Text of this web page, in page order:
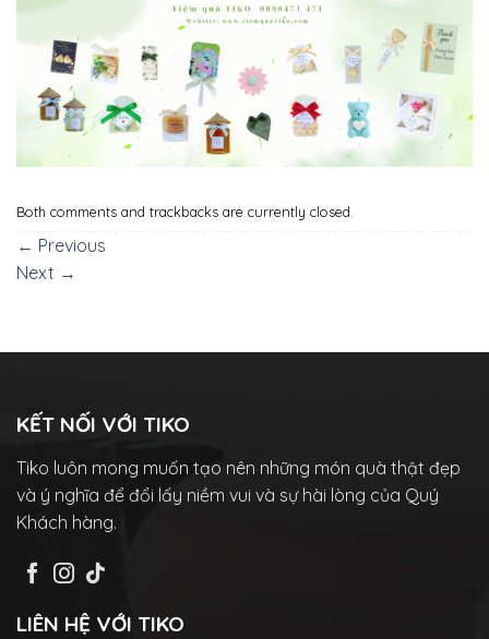
Both comments and trackbacks are currently closed.
← Previous
Next →
KẾT NỐI VỚI TIKO
Tiko luôn mong muốn tạo nên những món quà thật đẹp
và ý nghĩa để đổi lấy niềm vui và sự hài lòng của Quý
Khách hàng.
LIÊN HỆ VỚI TIKO